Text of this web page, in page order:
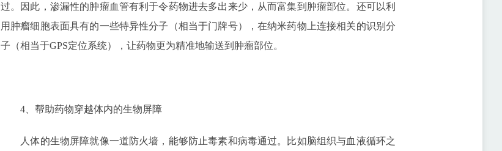
过。因此，渗漏性的肿瘤血管有利于令药物进去多出来少，从而富集到肿瘤部位。还可以利
用肿瘤细胞表面具有的一些特异性分子（相当于门牌号），在纳米药物上连接相关的识别分
子（相当于GPS定位系统），让药物更为精准地输送到肿瘤部位。
4、帮助药物穿越体内的生物屏障
人体的生物屏障就像一道防火墙，能够防止毒素和病毒通过。比如脑组织与血液循环之